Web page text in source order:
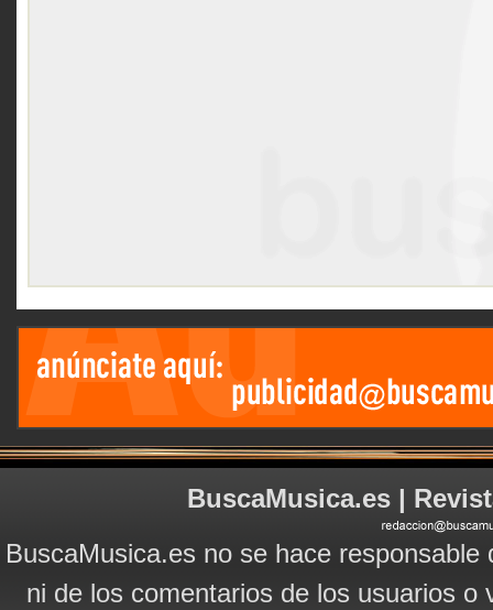
BuscaMusica.es |
BuscaMusica.es no se hace
ni de los comentarios de los usuarios